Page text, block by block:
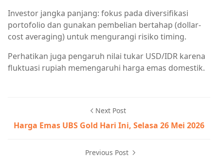
Investor jangka panjang: fokus pada diversifikasi
portofolio dan gunakan pembelian bertahap (dollar-
cost averaging) untuk mengurangi risiko timing.
Perhatikan juga pengaruh nilai tukar USD/IDR karena
fluktuasi rupiah memengaruhi harga emas domestik.
Next Post
Harga Emas UBS Gold Hari Ini, Selasa 26 Mei 2026
Previous Post